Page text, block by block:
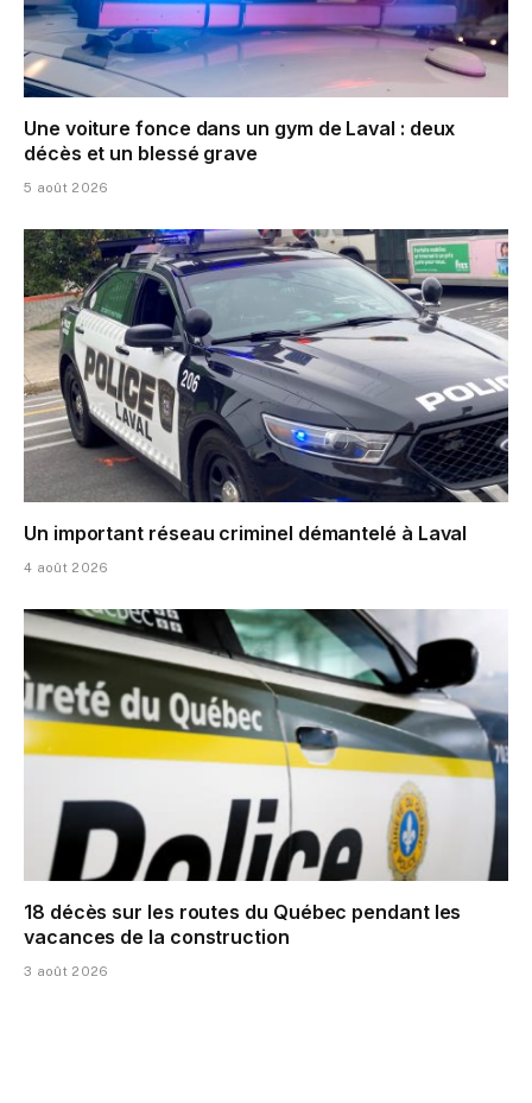
Une voiture fonce dans un gym de Laval : deux
décès et un blessé grave
5 août 2026
Un important réseau criminel démantelé à Laval
4 août 2026
18 décès sur les routes du Québec pendant les
vacances de la construction
3 août 2026